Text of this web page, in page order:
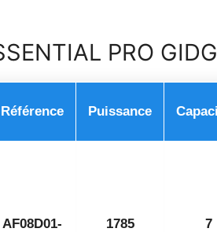
PRO
Référence Puissance
AF08D01-
1785
7